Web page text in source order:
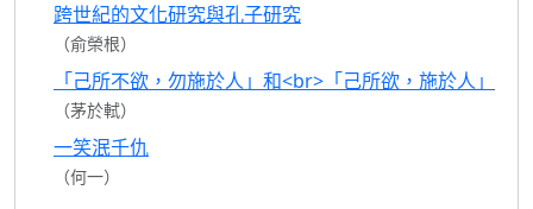
跨世紀的文化研究與孔子研究
（俞榮根）
「己所不欲，勿施於人」和<br>「己所欲，施於人」
（茅於軾）
一笑泯千仇
（何一）